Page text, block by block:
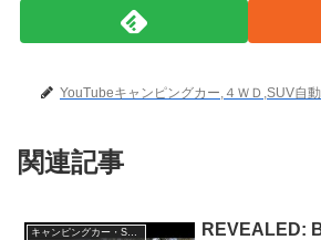
YouTubeキャンピングカー,４ＷＤ,SUV自
関連記事
キャンピングカー・SUV人気車種
REVEALED: